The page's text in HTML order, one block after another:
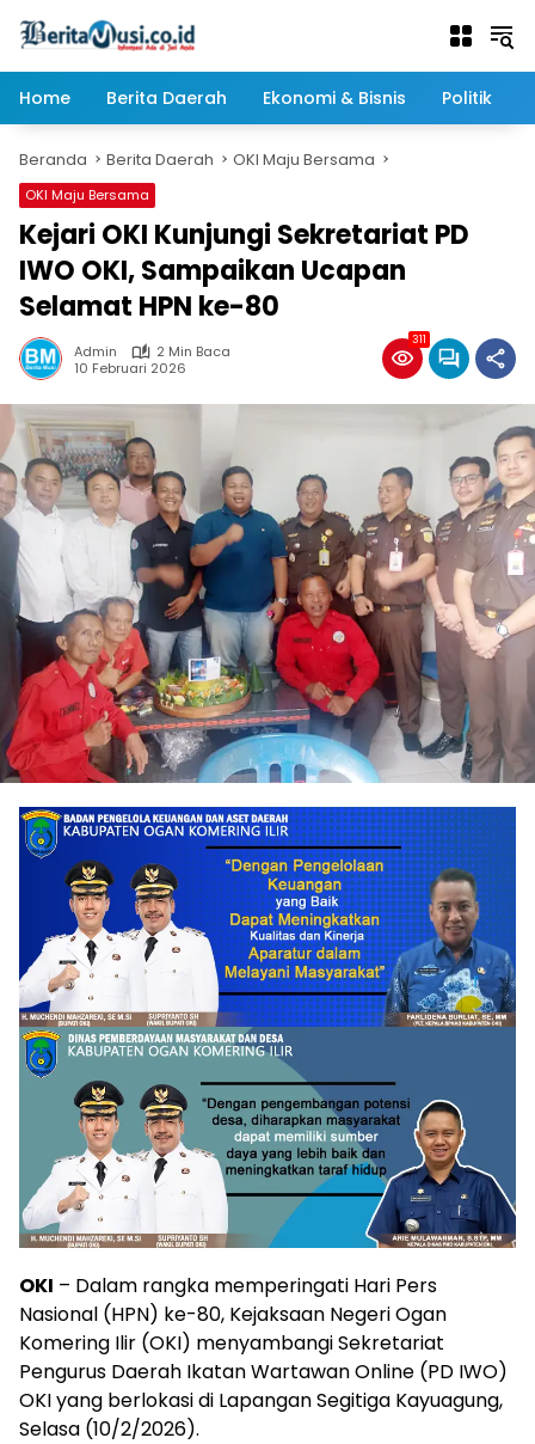
Home
Berita Daerah Ekonomi & Bisnis Politik
Beranda Berita Daerah OKI Maju Bersama
OKI Maju Bersama
Kejari OKI Kunjungi Sekretariat PD
IWO OKI, Sampaikan Ucapan
Selamat HPN ke-80
Admin
2 Min Baca
10 Februari 2026
311
OKI – Dalam rangka memperingati Hari Pers
Nasional (HPN) ke-80, Kejaksaan Negeri Ogan
Komering Ilir (OKI) menyambangi Sekretariat
Pengurus Daerah Ikatan Wartawan Online (PD IWO)
OKI yang berlokasi di Lapangan Segitiga Kayuagung,
Selasa (10/2/2026).